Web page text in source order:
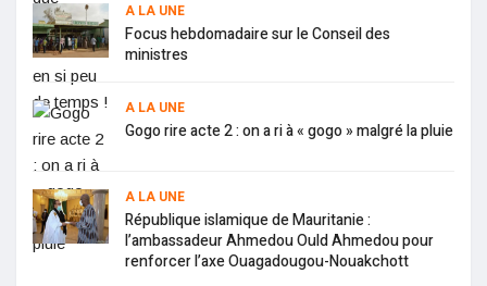
A LA UNE
Focus hebdomadaire sur le Conseil des
ministres
A LA UNE
Gogo rire acte 2 : on a ri à « gogo » malgré la pluie
A LA UNE
République islamique de Mauritanie :
l’ambassadeur Ahmedou Ould Ahmedou pour
renforcer l’axe Ouagadougou-Nouakchott